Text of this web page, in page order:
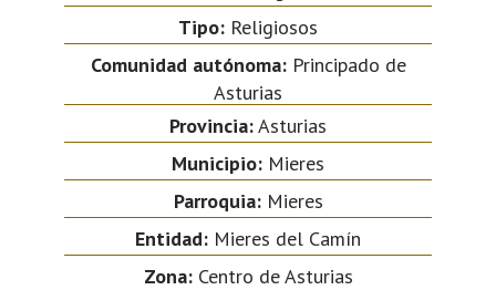
Tipo: Religiosos
Comunidad autónoma:Principado de
Asturias
Provincia:Asturias
Municipio: Mieres
Parroquia:Mieres
Entidad: Mieres del Camín
Zona:Centro de Asturias